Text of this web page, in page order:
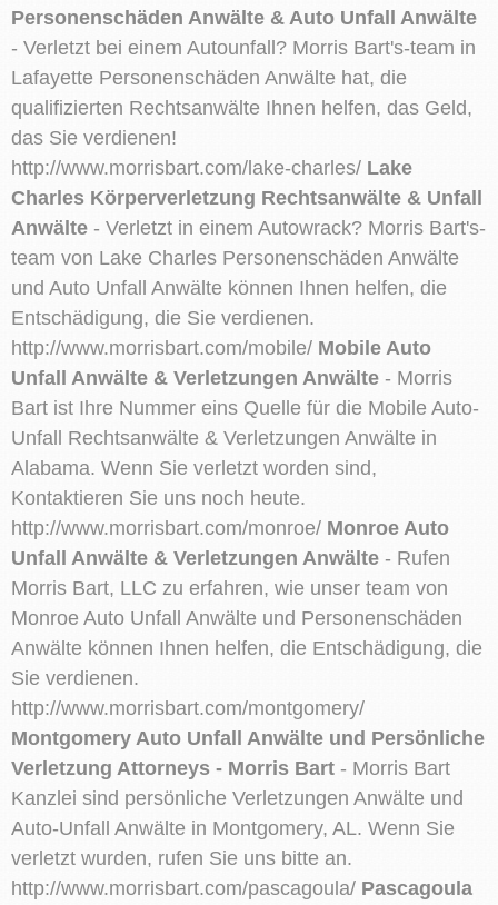
Personenschäden Anwälte & Auto Unfall Anwälte
- Verletzt bei einem Autounfall? Morris Bart's-team in
Lafayette Personenschäden Anwälte hat, die
qualifizierten Rechtsanwälte Ihnen helfen, das Geld,
das Sie verdienen!
http://www.morrisbart.com/lake-charles/ Lake
Charles Körperverletzung Rechtsanwälte & Unfall
Anwälte - Verletzt in einem Autowrack? Morris Bart's-
team von Lake Charles Personenschäden Anwälte
und Auto Unfall Anwälte können Ihnen helfen, die
Entschädigung, die Sie verdienen.
http://www.morrisbart.com/mobile/ Mobile Auto
Unfall Anwälte & Verletzungen Anwälte - Morris
Bart ist Ihre Nummer eins Quelle für die Mobile Auto-
Unfall Rechtsanwälte & Verletzungen Anwälte in
Alabama. Wenn Sie verletzt worden sind,
Kontaktieren Sie uns noch heute.
http://www.morrisbart.com/monroe/ Monroe Auto
Unfall Anwälte & Verletzungen Anwälte - Rufen
Morris Bart, LLC zu erfahren, wie unser team von
Monroe Auto Unfall Anwälte und Personenschäden
Anwälte können Ihnen helfen, die Entschädigung, die
Sie verdienen.
http://www.morrisbart.com/montgomery/
Montgomery Auto Unfall Anwälte und Persönliche
Verletzung Attorneys - Morris Bart - Morris Bart
Kanzlei sind persönliche Verletzungen Anwälte und
Auto-Unfall Anwälte in Montgomery, AL. Wenn Sie
verletzt wurden, rufen Sie uns bitte an.
http://www.morrisbart.com/pascagoula/ Pascagoula